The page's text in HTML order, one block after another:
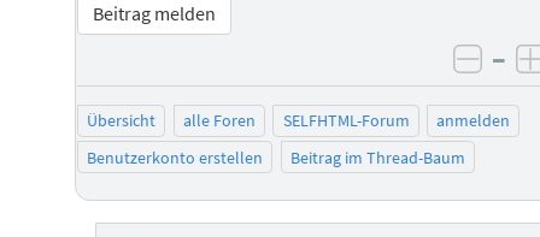
Beitrag melden
–
Übersicht alle Foren SELFHTML-Forum
anmelden
Benutzerkonto erstellen
Beitrag im Thread-Baum